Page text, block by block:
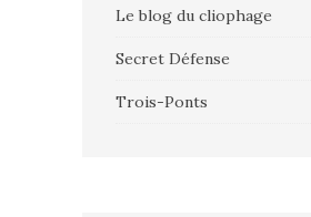
Le blog du cliophage
Secret Défense
Trois-Ponts